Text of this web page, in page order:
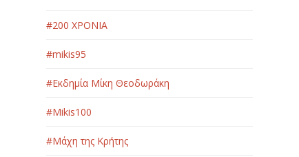
#200 ΧΡΟΝΙΑ
#mikis95
#Εκδημία Μίκη Θεοδωράκη
#Μikis100
#Μάχη της Κρήτης